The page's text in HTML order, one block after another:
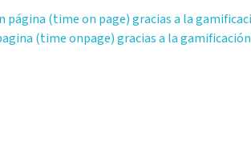
(time onpage) gracias a la gamificación